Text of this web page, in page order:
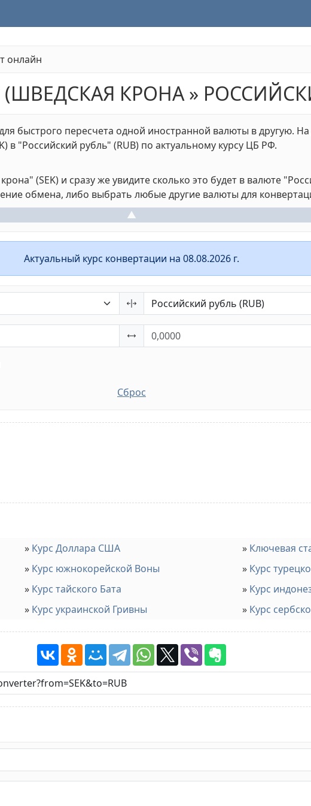
онлайн
КРОНА »
быстрого пересчета одной иностранной валюты в другую.
в "Российский рубль" (RUB) по актуальному курсу ЦБ РФ.
(SEK) и сразу же увидите сколько это будет в валюте
обмена, либо выбрать любые другие валюты для
▲
Актуальный курс конвертации на 08.08.2026 г.
Сброс
Курс Доллара США
Ключевая
Курс южнокорейской Воны
Курс
Курс тайского Бата
Курс
Курс украинской Гривны Курс